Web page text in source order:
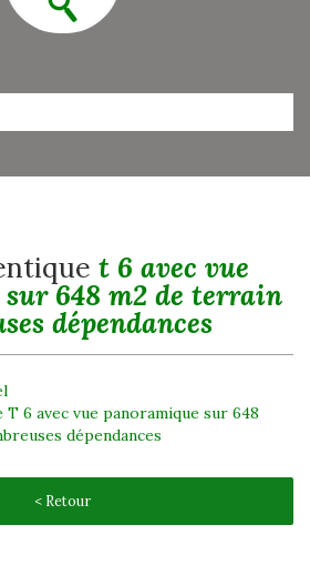
t 6 avec vue
648 m2 de terrain
dépendances
6 avec vue panoramique sur 648
dépendances
< Retour